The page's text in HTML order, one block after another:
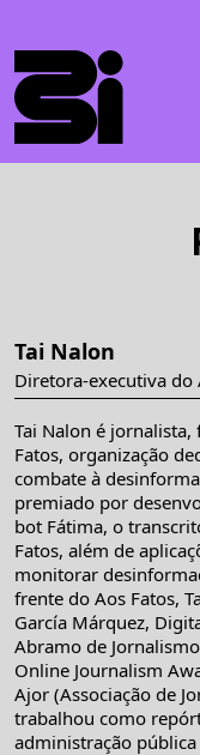
Tai Nalon
Diretora-executiva do
Tai Nalon é
Fatos, organização
combate à
premiado por
bot Fátima, o
Fatos, além de
monitorar
frente do Aos Fatos,
García Márquez,
Abramo de
Online Journalism
Ajor (Associação de
trabalhou como
administração pública